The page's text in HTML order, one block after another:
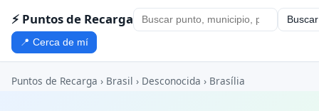
⚡ Puntos de Recarga Buscar
📍 Cerca de mí
Puntos de Recarga › Brasil › Desconocida › Brasília